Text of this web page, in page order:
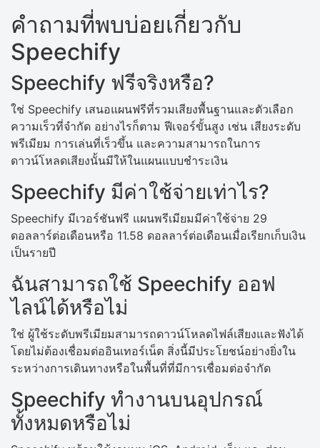
คำถามที่พบบ่อยเกี่ยวกับ
Speechify
Speechify ฟรีจริงหรือ?
ใช่ Speechify เสนอแผนฟรีที่รวมเสียงพื้นฐานและตัวเลือก
ความเร็วที่จำกัด อย่างไรก็ตาม ฟีเจอร์ขั้นสูง เช่น เสียงระดับ
พรีเมียม การเล่นที่เร็วขึ้น และความสามารถในการ
ดาวน์โหลดเสียงนั้นมีให้ในแผนแบบชำระเงิน
Speechify มีค่าใช้จ่ายเท่าไร?
Speechify มีเวอร์ชันฟรี แผนพรีเมียมมีค่าใช้จ่าย 29
ดอลลาร์ต่อเดือนหรือ 11.58 ดอลลาร์ต่อเดือนเมื่อเรียกเก็บเงิน
เป็นรายปี
ฉันสามารถใช้ Speechify ออฟ
ไลน์ได้หรือไม่
ใช่ ผู้ใช้ระดับพรีเมียมสามารถดาวน์โหลดไฟล์เสียงและฟังได้
โดยไม่ต้องเชื่อมต่ออินเทอร์เน็ต สิ่งนี้มีประโยชน์อย่างยิ่งใน
ระหว่างการเดินทางหรือในพื้นที่ที่มีการเชื่อมต่อจำกัด
Speechify ทำงานบนอุปกรณ์
ทั้งหมดหรือไม่